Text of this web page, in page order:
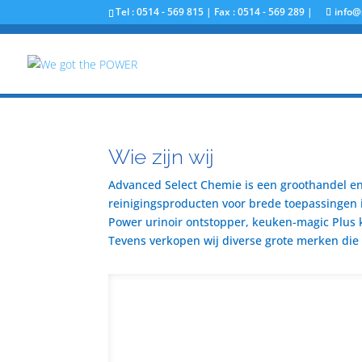
Tel : 0514 - 569 815 | Fax : 0514 - 569 289 |
Wie zijn wij
Advanced Select Chemie is een groothandel
reinigingsproducten voor brede
Power urinoir ontstopper, keuken-magic
Tevens verkopen wij diverse grote merken